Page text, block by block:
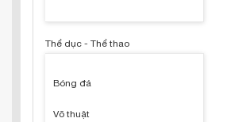
Thể dục - Thể thao
Bóng đá
Võ thuật